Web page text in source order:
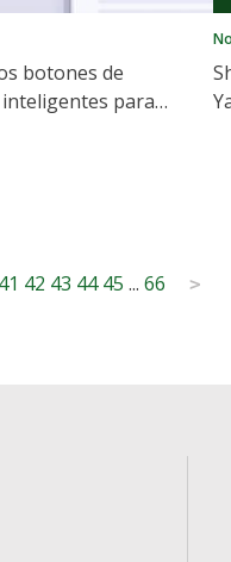
botones de
para
41 42 43 44 45 ... 66 >